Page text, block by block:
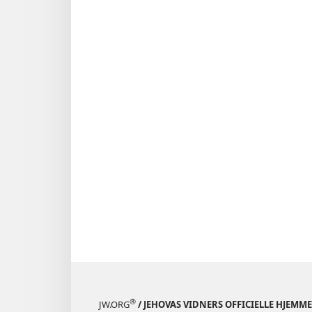
JW.ORG® / JEHOVAS VIDNERS OFFICIELLE